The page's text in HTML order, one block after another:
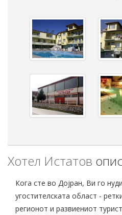
Хотел Истатов
Кога сте во Дојран, Ви го
угостителската област -
регионот и развиениот